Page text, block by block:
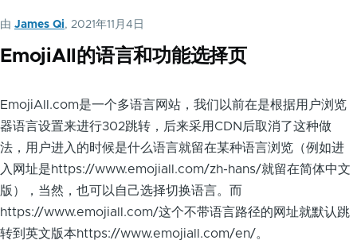
由 James Qi, 2021年11月4日
EmojiAll的语言和功能选择页
EmojiAll.com是一个多语言网站，我们以前在是根据用户浏览
器语言设置来进行302跳转，后来采用CDN后取消了这种做
法，用户进入的时候是什么语言就留在某种语言浏览（例如进
入网址是https://www.emojiall.com/zh-hans/就留在简体中文
版），当然，也可以自己选择切换语言。而
https://www.emojiall.com/这个不带语言路径的网址就默认跳
转到英文版本https://www.emojiall.com/en/。